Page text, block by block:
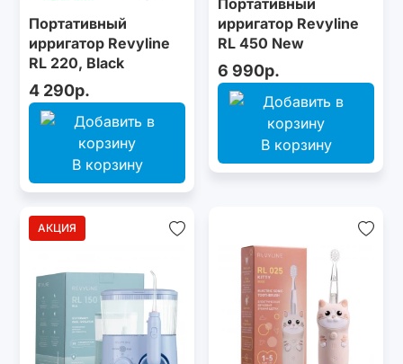
Портативный
ирригатор Revyline
RL 220, Black
4 290р.
В корзину
Портативный
ирригатор Revyline
RL 450 New
6 990р.
В корзину
АКЦИЯ